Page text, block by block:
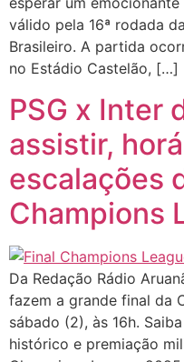
válido pela 16ª rodada
Brasileiro. A partida
no Estádio Castelão, […]
PSG x Inter
assistir,
escalações
Champions
Da Redação Rádio
fazem a grande final da
sábado (2), às 16h.
histórico e premiação